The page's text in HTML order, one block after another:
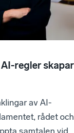
regler skapar
av AI-
rådet och